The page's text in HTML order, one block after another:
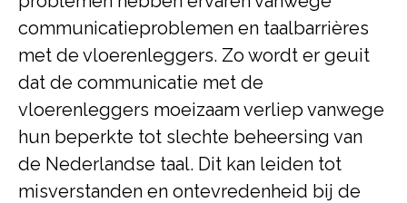
communicatieproblemen en taalbarrières
met de vloerenleggers. Zo wordt er geuit
dat de communicatie met de
vloerenleggers moeizaam verliep vanwege
hun beperkte tot slechte beheersing van
de Nederlandse taal. Dit kan leiden tot
misverstanden en ontevredenheid bij de